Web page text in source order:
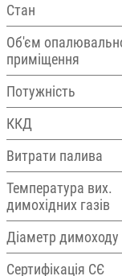
Стан
Об'єм
приміщення
Потужність
ККД
Витрати палива
Температура вих.
димохідних газів
Діаметр димоходу
Сертифікація СЄ